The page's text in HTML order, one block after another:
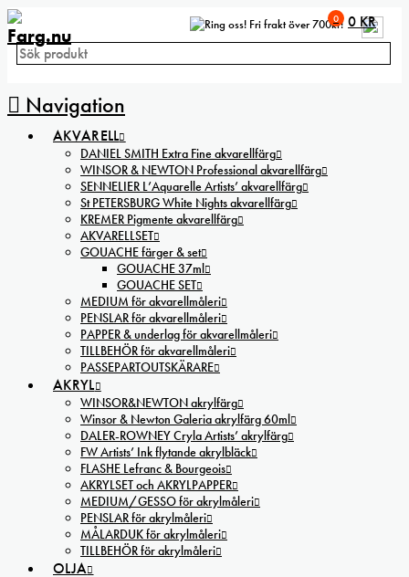
Fri frakt över 700kr!
Navigation
0 0 KR
AKVARELL
DANIEL SMITH Extra Fine akvarellfärg
WINSOR & NEWTON Professional akvarellfärg
SENNELIER L’Aquarelle Artists’ akvarellfärg
St PETERSBURG White Nights akvarellfärg
KREMER Pigmente akvarellfärg
AKVARELLSET
GOUACHE färger & set
GOUACHE 37ml
GOUACHE SET
MEDIUM för akvarellmåleri
PENSLAR för akvarellmåleri
PAPPER & underlag för akvarellmåleri
TILLBEHÖR för akvarellmåleri
PASSEPARTOUTSKÄRARE
AKRYL
WINSOR&NEWTON akrylfärg
Winsor & Newton Galeria akrylfärg 60ml
DALER-ROWNEY Cryla Artists’ akrylfärg
FW Artists’ Ink flytande akrylbläck
FLASHE Lefranc & Bourgeois
AKRYLSET och AKRYLPAPPER
MEDIUM/GESSO för akrylmåleri
PENSLAR för akrylmåleri
MÅLARDUK för akrylmåleri
TILLBEHÖR för akrylmåleri
OLJA